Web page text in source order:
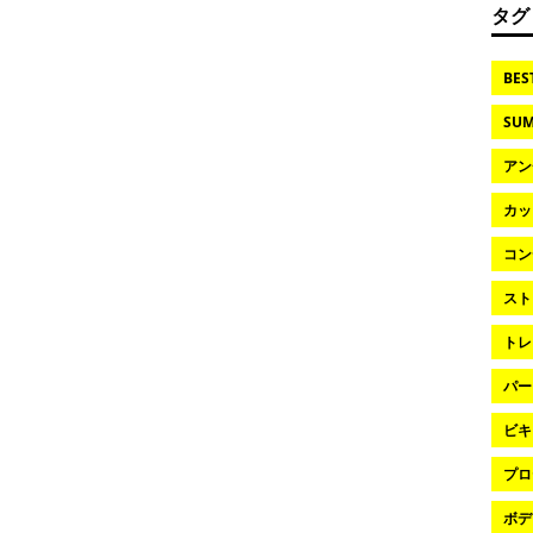
タグ
ア
カ
コ
ス
ト
パ
ビ
プ
ボ